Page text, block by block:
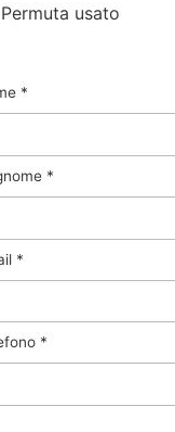
Permuta usato
*
*
*
*